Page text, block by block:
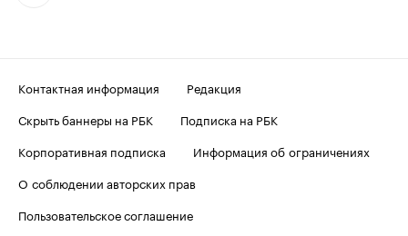
Контактная информация
Редакция
Скрыть баннеры на РБК
Подписка на РБК
Корпоративная подписка
Информация об ограничениях
О соблюдении авторских прав
Пользовательское соглашение